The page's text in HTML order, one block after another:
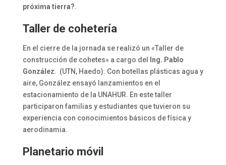
próxima tierra?.
Taller de cohetería
En el cierre de la jornada se realizó un «Taller de
construcción de cohetes» a cargo del
Ing. Pablo
González. (UTN, Haedo). Con botellas plásticas agua y
aire, González ensayó lanzamientos en el
estacionamiento de la UNAHUR. En este taller
participaron familias y estudiantes que tuvieron su
experiencia con conocimientos básicos de física y
aerodinamia.
Planetario móvil